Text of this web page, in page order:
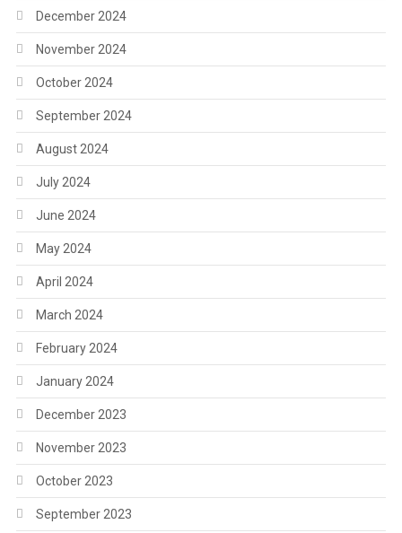
December 2024
November 2024
October 2024
September 2024
August 2024
July 2024
June 2024
May 2024
April 2024
March 2024
February 2024
January 2024
December 2023
November 2023
October 2023
September 2023